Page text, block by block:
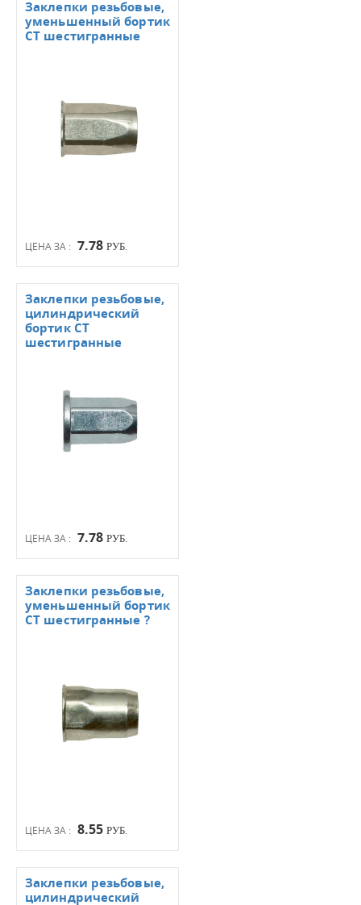
ЦЕНА ЗА : 7.78 РУБ.
Заклепки резьбовые,
уменьшенный бортик
СТ шестигранные
ЦЕНА ЗА : 7.78 РУБ.
Заклепки резьбовые,
цилиндрический
бортик СТ
шестигранные
ЦЕНА ЗА : 8.55 РУБ.
Заклепки резьбовые,
уменьшенный бортик
СТ шестигранные ?
Заклепки резьбовые,
цилиндрический